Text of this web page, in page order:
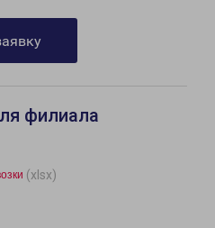
филиала
(xlsx)